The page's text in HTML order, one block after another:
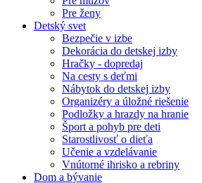
Pre ženy
Detský svet
Bezpečie v izbe
Dekorácia do detskej izby
Hračky - dopredaj
Na cesty s deťmi
Nábytok do detskej izby
Organizéry a úložné riešenie
Podložky a hrazdy na hranie
Šport a pohyb pre deti
Starostlivosť o dieťa
Učenie a vzdelávanie
Vnútorné ihrisko a rebriny
Dom a bývanie